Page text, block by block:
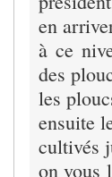
en
à ce
des
les
ensuite
cultivés
on vous